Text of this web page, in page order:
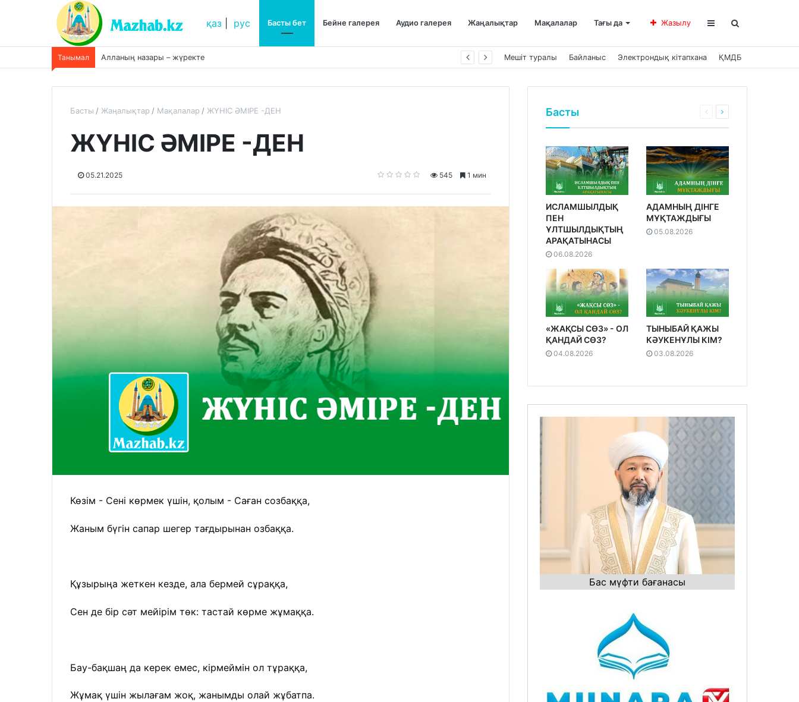
қаз рус Басты бет Бейне галерея Аудио галерея Жаңалықтар Мақалалар Тағы да Жазылу
Танымал Алланың назары – жүректе Мешіт туралы Байланыс Электрондық кітапхана ҚМДБ
Басты Жаңалықтар Мақалалар ЖҮНІС ӘМІРЕ -ДЕН
ЖҮНІС ӘМІРЕ -ДЕН
05.21.2025 545 1 мин
Көзім - Сені көрмек үшін, қолым - Саған созбаққа,
Жаным бүгін сапар шегер тағдырынан озбаққа.
Құзырыңа жеткен кезде, ала бермей сұраққа,
Сен де бір сәт мейірім төк: тастай көрме жұмаққа.
Бау-бақшаң да керек емес, кірмеймін ол тұраққа,
Жұмақ үшін жылағам жоқ, жанымды олай жұбатпа.
Басты
ИСЛАМШЫЛДЫҚ
ПЕН
ҰЛТШЫЛДЫҚТЫҢ
АРАҚАТЫНАСЫ
06.08.2026
АДАМНЫҢ ДІНГЕ
МҰҚТАЖДЫҒЫ
05.08.2026
«ЖАҚСЫ СӨЗ» - ОЛ
ҚАНДАЙ СӨЗ?
04.08.2026
ТЫНЫБАЙ ҚАЖЫ
КӘУКЕНҰЛЫ КІМ?
03.08.2026
Бас мүфти бағанасы